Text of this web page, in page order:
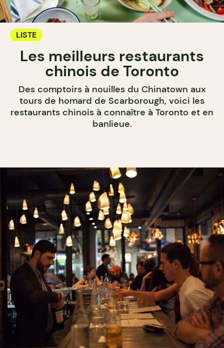
LISTE
Les meilleurs restaurants
chinois de Toronto
Des comptoirs à nouilles du Chinatown aux
tours de homard de Scarborough, voici les
restaurants chinois à connaître à Toronto et en
banlieue.